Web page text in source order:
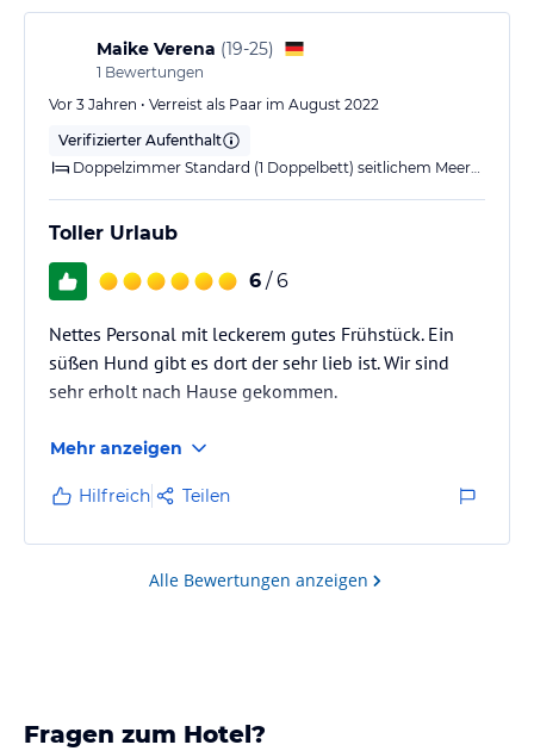
Maike Verena (19-25)
1 Bewertungen
Vor 3 Jahren • Verreist als Paar im August 2022
Verifizierter Aufenthalt
Toller Urlaub
6 / 6
Nettes Personal mit leckerem gutes Frühstück. Ein
süßen Hund gibt es dort der sehr lieb ist. Wir sind
sehr erholt nach Hause gekommen.
Mehr anzeigen
Hilfreich Teilen
Alle Bewertungen anzeigen
Fragen zum Hotel?